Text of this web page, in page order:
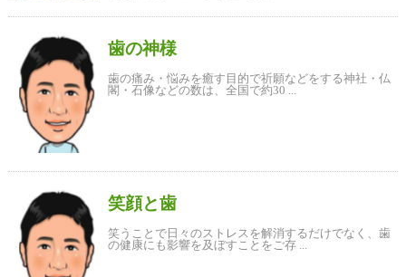
歯の神様
歯の痛み・悩みを癒す目的で祈願などをする神社・仏
閣・石像などの数は、全国で約30 ...
笑顔と歯
笑うことで日々のストレスを解消するだけでなく、歯
の健康にも影響を及ぼすことをご存 ...